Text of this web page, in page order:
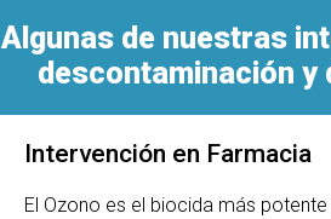
Algunas de nuestras
descontaminación y
Intervención en Farmacia
El Ozono es el biocida más